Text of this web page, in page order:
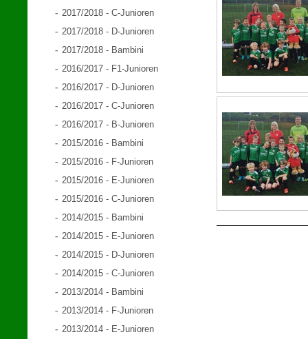
2017/2018 - C-Junioren
2017/2018 - D-Junioren
2017/2018 - Bambini
2016/2017 - F1-Junioren
2016/2017 - D-Junioren
2016/2017 - C-Junioren
2016/2017 - B-Junioren
2015/2016 - Bambini
2015/2016 - F-Junioren
2015/2016 - E-Junioren
2015/2016 - C-Junioren
2014/2015 - Bambini
2014/2015 - E-Junioren
2014/2015 - D-Junioren
2014/2015 - C-Junioren
2013/2014 - Bambini
2013/2014 - F-Junioren
2013/2014 - E-Junioren